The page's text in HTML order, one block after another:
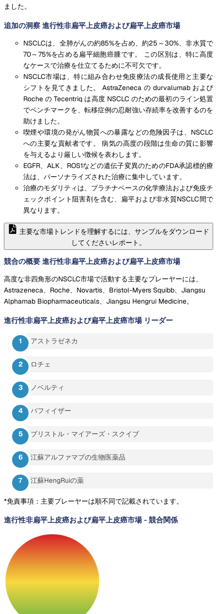
ました。
追加の洞察 進行性非扁平上皮癌および扁平上皮癌市場
NSCLCは、全肺がんの約85%を占め、約25～30%、非水質で
70～75%を占める扁平細胞癌腫です。 この区別は、特に高度
なケースで治療を仕立てるために不可欠です。
NSCLC市場は、特に組み合わせ免疫療法の成長使用と主要な
シフトを見てきました。 AstraZeneca の durvalumab および
Roche の Tecentriq は高度 NSCLC のための最初のライン処置
でベンチマークを、転移症例の忍耐強い存続率を改善するのを
助けました。
喫煙や環境の発がん物質への暴露などの危険因子は、NSCLC
への主要な貢献者です。 病気の高度の段階は生命の質に影響
を与えるより厳しい徴候を表わします。
EGFR、ALK、ROS1などの遺伝子変異のためのFDA承認標的療
法は、パーソナライズされた治療に集中しています。
治療のモダリティは、プラチナベースの化学療法および免疫チ
ェックポイント阻害剤を含む、扁平および非水質NSCLC間で
異なります。
主要な市場トレンドを理解するには、サンプルをダウンロード
してくださいレポート。
競合の概要 進行性非扁平上皮癌および扁平上皮癌市場
高度な非四角形のNSCLC市場で活動する主要なプレーヤーには、
Astrazeneca、Roche、Novartis、Bristol-Myers Squibb、Jiangsu
Alphamab Biopharmaceuticals、Jiangsu Hengrui Medicine。
進行性非扁平上皮癌および扁平上皮癌市場 リーダー
アストラゼネカ
ロチェ
ノベルティ
パフィイザー
ブリストル・マイアーズ・スクイブ
江蘇アルファマブの生物医薬品
江蘇HengRuiの薬
*免責事項：主要プレーヤーは順不同で記載されています。
進行性非扁平上皮癌および扁平上皮癌市場- 競合関係